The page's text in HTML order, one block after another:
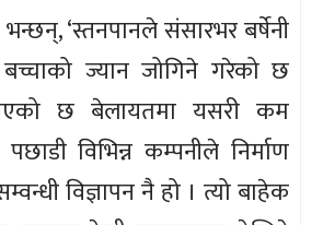
‘स्तनपानले संसारभर बर्षेनी
ज्यान जोगिने गरेको छ
छ बेलायतमा यसरी कम
विभिन्न कम्पनीले निर्माण
विज्ञापन नै हो । त्यो बाहेक